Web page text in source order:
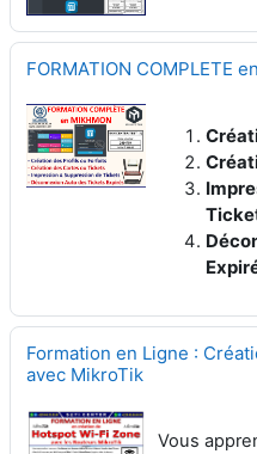
FORMATION COMPLETE
Formation en Ligne :
avec MikroTik
Vous